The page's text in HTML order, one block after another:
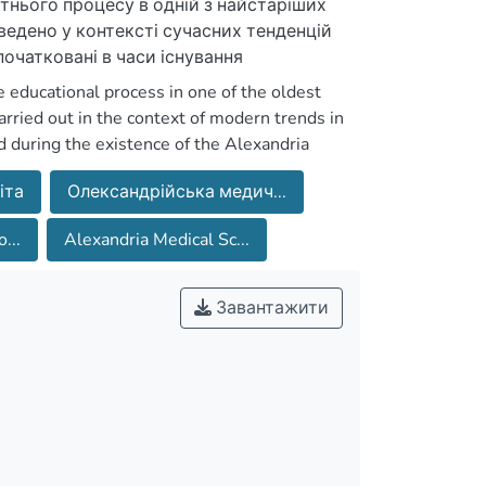
процесу в одній з найстаріших
у контексті сучасних тенденцій
в часи існування
для формування фундаменту
медичної школи відобразилися у
Зокрема полікультурний науковий
Олександрійської медичної
принцип багаторазового поділу
студентами їхніх складових
educational process in one of the oldest
out in the context of modern trends in
the existence of the Alexandria
the foundation of modern medical
Alexandria Medical School were reflected in
In particular, the multicultural scientific
of medicine, the invention of new
into separate and simpler ones for
was introduced in the modern pedagogical
Олександрійська медич...
Alexandria Medical Sc...
Завантажити